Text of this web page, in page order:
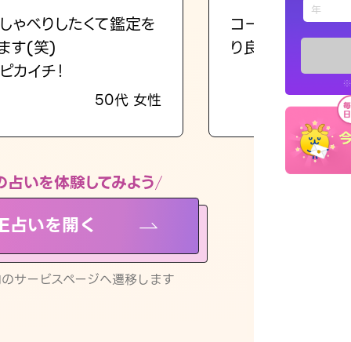
えもじ
お知らせ
ゃべりしたくて鑑定を
す(笑)
カイチ！
50代 女性
コーチのように
り良くなる指針を
いを体験してみよう
占いを開く
サービスページへ遷移します